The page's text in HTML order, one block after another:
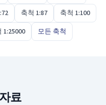
축척 1:87
축척 1:100
1:25000 모든 축척
료